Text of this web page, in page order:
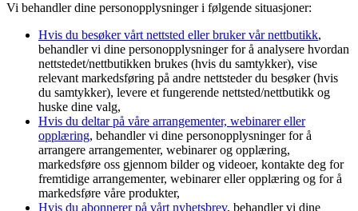
Vi behandler dine personopplysninger i følgende situasjoner:
Hvis du besøker vårt nettsted eller bruker vår nettbutikk,
behandler vi dine personopplysninger for å analysere hvordan
nettstedet/nettbutikken brukes (hvis du samtykker), vise
relevant markedsføring på andre nettsteder du besøker (hvis
du samtykker), levere et fungerende nettsted/nettbutikk og
huske dine valg,
Hvis du deltar på våre arrangementer, webinarer eller
opplæring, behandler vi dine personopplysninger for å
arrangere arrangementer, webinarer og opplæring,
markedsføre oss gjennom bilder og videoer, kontakte deg for
fremtidige arrangementer, webinarer eller opplæring og for å
markedsføre våre produkter,
Hvis du abonnerer på vårt nyhetsbrev, behandler vi dine